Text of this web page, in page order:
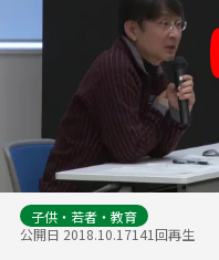
Play
子供・若者・教育
公開日 2018.10.17141回再生